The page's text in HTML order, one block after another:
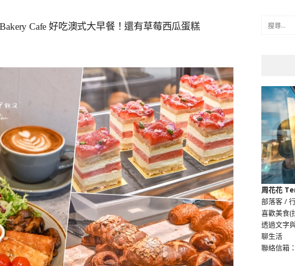
Cafe 好吃澳式大早餐！還有草莓西瓜蛋糕
周花花
部落客 /
喜歡美食(
透過文字
聊生活
聯絡信箱